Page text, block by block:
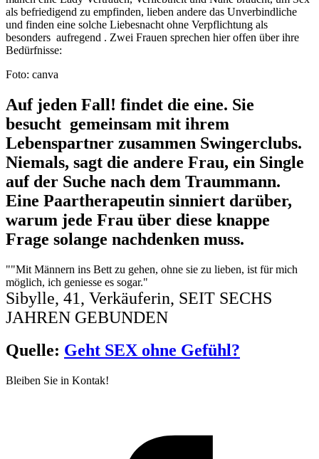
als befriedigend zu empfinden, lieben andere das Unverbindliche
und finden eine solche Liebesnacht ohne Verpflichtung als
besonders aufregend . Zwei Frauen sprechen hier offen über ihre
Bedürfnisse:
Foto: canva
Auf jeden Fall! findet die eine. Sie
besucht gemeinsam mit ihrem
Lebenspartner zusammen Swingerclubs.
Niemals, sagt die andere Frau, ein Single
auf der Suche nach dem Traummann.
Eine Paartherapeutin sinniert darüber,
warum jede Frau über diese knappe
Frage solange nachdenken muss.
""Mit Männern ins Bett zu gehen, ohne sie zu lieben, ist für mich
möglich, ich geniesse es sogar."
Sibylle, 41, Verkäuferin, SEIT SECHS
JAHREN GEBUNDEN
Quelle: Geht SEX ohne Gefühl?
Bleiben Sie in Kontak!